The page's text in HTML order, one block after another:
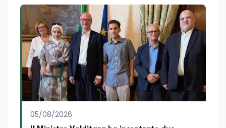
testate della carta stampata. Questa
esperienza sul campo gli ha conferito
una padronanza trasversale dei linguaggi
mediatici, dalla televisione al digitale.
Attualmente ricopre il ruolo di Direttore
Responsabile di EduNews24.it, testata
giornalistica online dedicata al mondo
dell'istruzione, della formazione e delle
politiche educative italiane ed europee,
dove cura la linea editoriale e
supervisiona la produzione di contenuti
05/08/2026